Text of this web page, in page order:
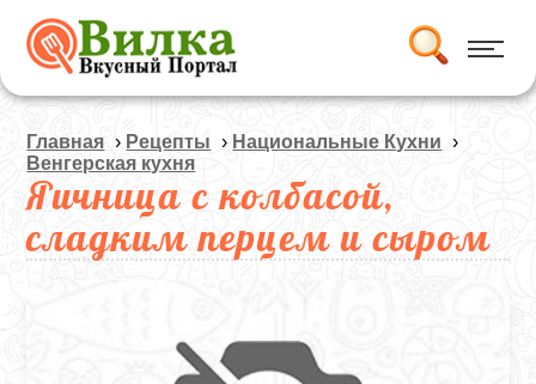
Главная › Рецепты › Национальные Кухни ›
Венгерская кухня
Яичница с колбасой,
сладким перцем и сыром